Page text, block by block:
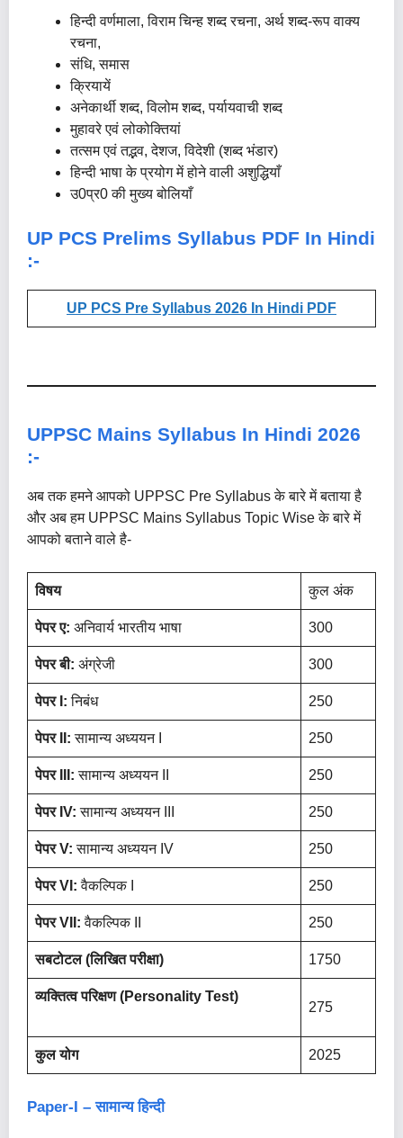
हिन्दी वर्णमाला, विराम चिन्ह शब्द रचना, अर्थ शब्द-रूप वाक्य
रचना,
संधि, समास
क्रियायें
अनेकार्थी शब्द, विलोम शब्द, पर्यायवाची शब्द
मुहावरे एवं लोकोक्तियां
तत्सम एवं तद्भव, देशज, विदेशी (शब्द भंडार)
हिन्दी भाषा के प्रयोग में होने वाली अशुद्धियाँ
उ0प्र0 की मुख्य बोलियाँ
UP PCS Prelims Syllabus PDF In Hindi
:-
UP PCS Pre Syllabus 2026 In Hindi PDF
UPPSC Mains Syllabus In Hindi 2026
:-
अब तक हमने आपको UPPSC Pre Syllabus के बारे में बताया है
और अब हम UPPSC Mains Syllabus Topic Wise के बारे में
आपको बताने वाले है-
विषय कुल अंक
पेपर ए: अनिवार्य भारतीय भाषा 300
पेपर बी: अंग्रेजी 300
पेपरI:निबंध 250
पेपरII:सामान्य अध्ययन I 250
पेपरIII: सामान्य अध्ययन II 250
पेपरIV:सामान्य अध्ययन III 250
पेपरV:सामान्य अध्ययन IV 250
पेपरVI:वैकल्पिक I 250
पेपरVII:वैकल्पिक II 250
सबटोटल (लिखित परीक्षा) 1750
व्यक्तित्व परिक्षण (Personality Test)
275
कुल योग 2025
Paper-I – सामान्य हिन्दी